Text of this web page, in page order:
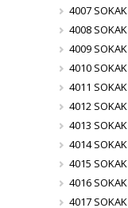
4007 SOKAK
4008 SOKAK
4009 SOKAK
4010 SOKAK
4011 SOKAK
4012 SOKAK
4013 SOKAK
4014 SOKAK
4015 SOKAK
4016 SOKAK
4017 SOKAK